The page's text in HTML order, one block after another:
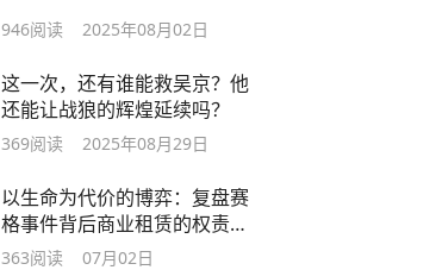
946阅读 2025年08月02日
这一次，还有谁能救吴京？他
还能让战狼的辉煌延续吗？
369阅读 2025年08月29日
以生命为代价的博弈：复盘赛
格事件背后商业租赁的权责漏
洞
363阅读 07月02日